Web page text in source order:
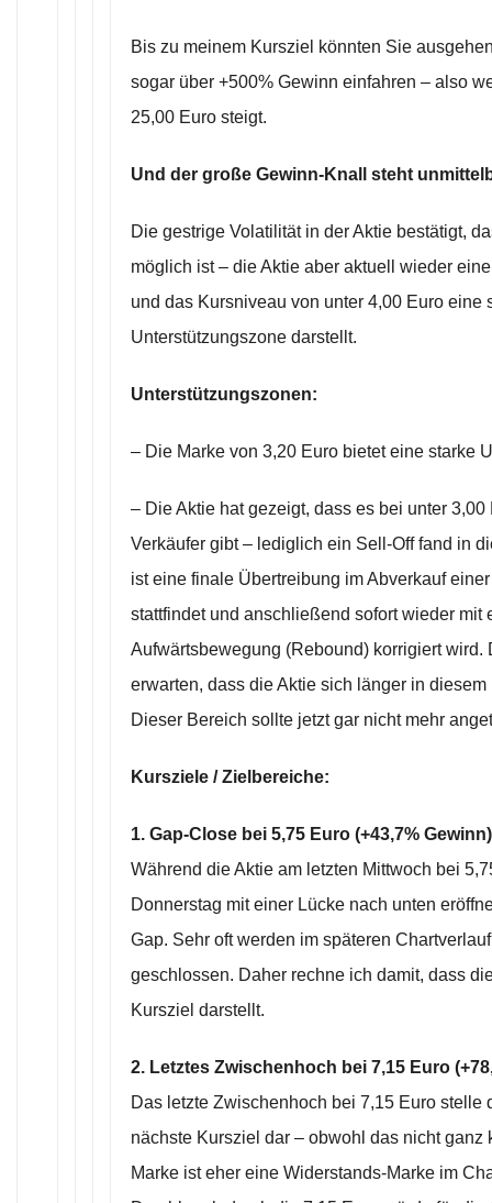
Bis zu meinem Kursziel könnten Sie
sogar über +500% Gewinn einfahren – also
25,00 Euro steigt.
Und der große Gewinn-Knall steht
Die gestrige Volatilität in der Aktie bestätigt,
möglich ist – die Aktie aber aktuell wieder
und das Kursniveau von unter 4,00 Euro eine
Unterstützungszone darstellt.
Unterstützungszonen:
– Die Marke von 3,20 Euro bietet eine starke
– Die Aktie hat gezeigt, dass es bei unter
Verkäufer gibt – lediglich ein Sell-Off fand in
ist eine finale Übertreibung im Abverkauf
stattfindet und anschließend sofort wieder mit
Aufwärtsbewegung (Rebound) korrigiert wird.
erwarten, dass die Aktie sich länger in
Dieser Bereich sollte jetzt gar nicht mehr
Kursziele / Zielbereiche:
1. Gap-Close bei 5,75 Euro (+43,7% Gewinn)
Während die Aktie am letzten Mittwoch bei
Donnerstag mit einer Lücke nach unten
Gap. Sehr oft werden im späteren
geschlossen. Daher rechne ich damit, dass
Kursziel darstellt.
2. Letztes Zwischenhoch bei 7,15 Euro
Das letzte Zwischenhoch bei 7,15 Euro stelle
nächste Kursziel dar – obwohl das nicht ganz
Marke ist eher eine Widerstands-Marke im